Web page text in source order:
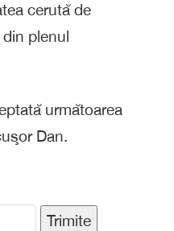
cerută de
plenul
următoarea
Dan.
Trimite